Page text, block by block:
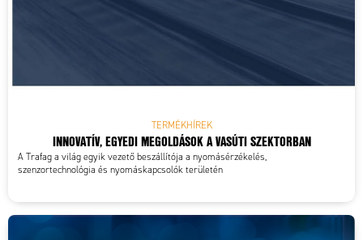
TERMÉKHÍREK
INNOVATÍV, EGYEDI MEGOLDÁSOK A VASÚTI SZEKTORBAN
A Trafag a világ egyik vezető beszállítója a nyomásérzékelés,
szenzortechnológia és nyomáskapcsolók területén